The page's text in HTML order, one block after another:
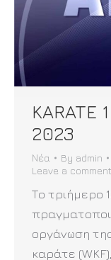
KARATE
2023
Νέα By admin
Leave a comment
Το τριήμερο
οργάνωση
καράτε